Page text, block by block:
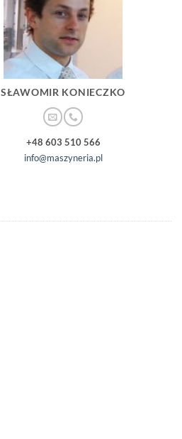
SŁAWOMIR KONIECZKO
+48 603 510 566
info@maszyneria.pl